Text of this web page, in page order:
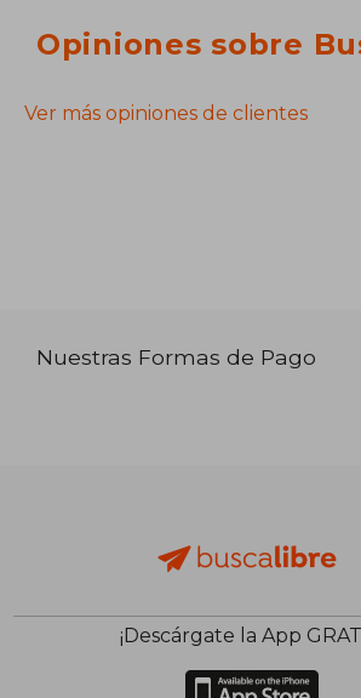
Opiniones sobre
Ver más opiniones de clientes
Nuestras Formas de Pago
¡Descárgate la App